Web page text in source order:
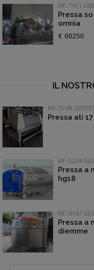
RIF.:7911
Pressa
omnia
€ 60250
IL
RIF.:5748
Pressa ati 17
RIF.:5244
Pressa a
hg18
RIF.:6187
Pressa a
diemme